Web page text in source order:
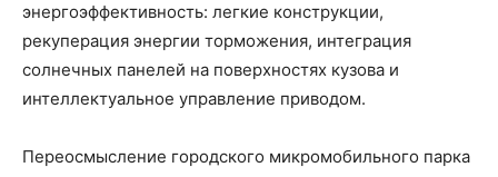
энергоэффективность: легкие конструкции,
рекуперация энергии торможения, интеграция
солнечных панелей на поверхностях кузова и
интеллектуальное управление приводом.
Переосмысление городского микромобильного парка